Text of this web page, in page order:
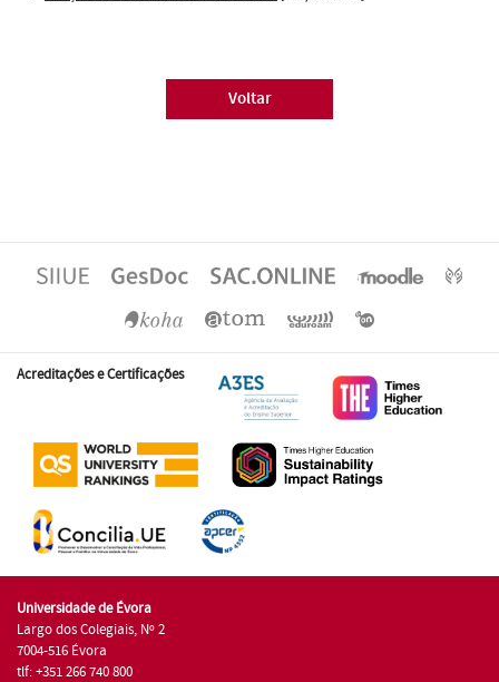
Voltar
Acreditações e Certificações
Universidade de Évora
Largo dos Colegiais, Nº 2
7004-516 Évora
tlf: +351 266 740 800